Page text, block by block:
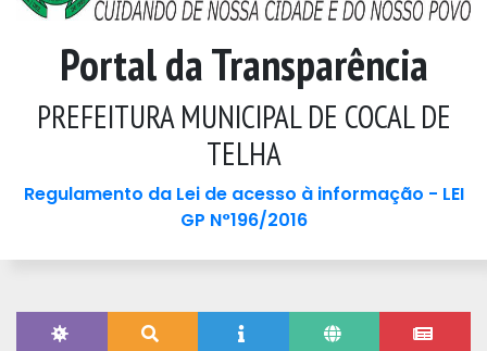
Portal da Transparência
PREFEITURA MUNICIPAL DE COCAL DE
TELHA
Regulamento da Lei de acesso à informação - LEI
GP N°196/2016